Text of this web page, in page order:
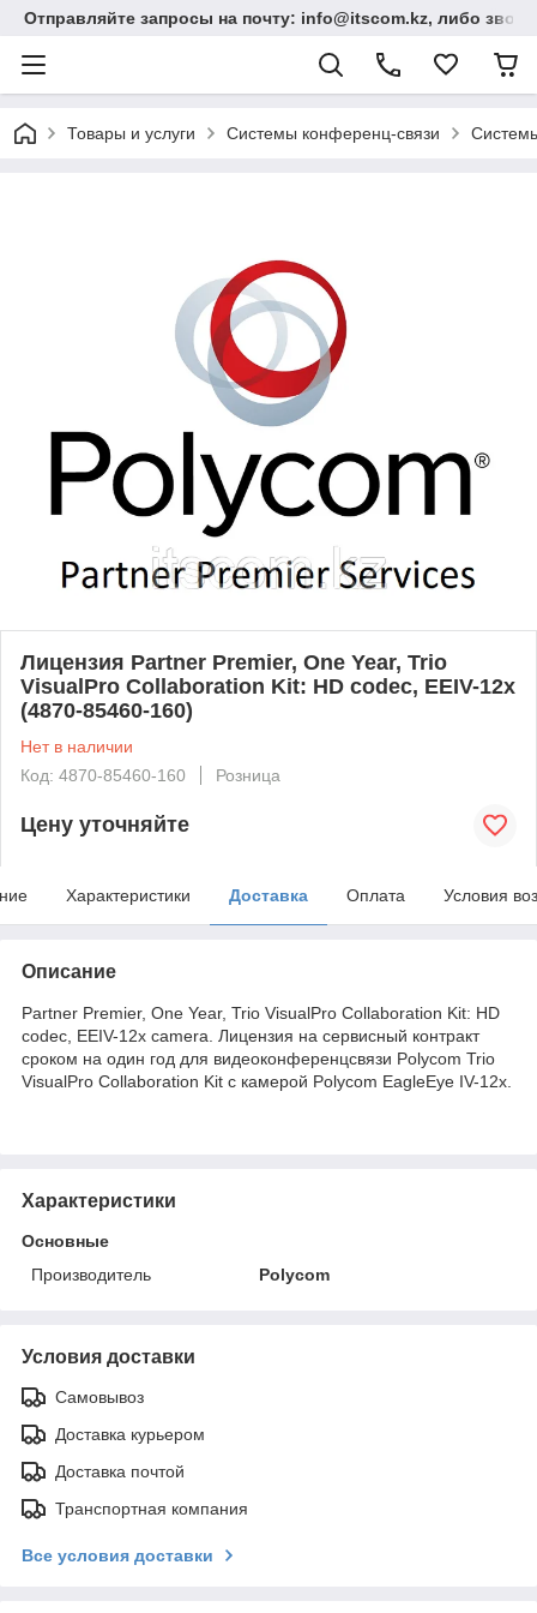
Отправляйте запросы на почту: info@itscom.kz, либо
Товары и услуги Системы конференц-связи
Лицензия Partner Premier, One Year, Trio
VisualPro Collaboration Kit: HD codec, EEIV-12x
(4870-85460-160)
Нет в наличии
Код: 4870-85460-160
Розница
Цену уточняйте
Характеристики Доставка Оплата Условия
Описание
Partner Premier, One Year, Trio VisualPro Collaboration Kit: HD
codec, EEIV-12x camera. Лицензия на сервисный контракт
сроком на один год для видеоконференцсвязи Polycom Trio
VisualPro Collaboration Kit с камерой Polycom EagleEye IV-12x.
Характеристики
Основные
Производитель
Polycom
Условия доставки
Самовывоз
Доставка курьером
Доставка почтой
Транспортная компания
Все условия доставки